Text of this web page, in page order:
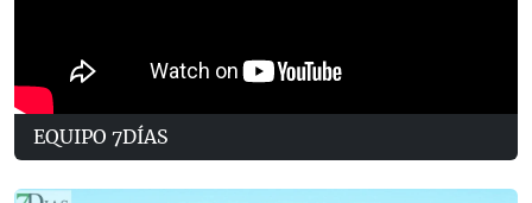
EQUIPO 7DÍAS